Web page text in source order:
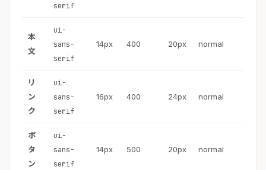
serif
本
文
ui-
sans-
serif
14px 400 20px normal
リ
ン
ク
ui-
sans-
serif
16px 400 24px normal
ボ
タ
ン
ui-
sans-
serif
14px 500 20px normal